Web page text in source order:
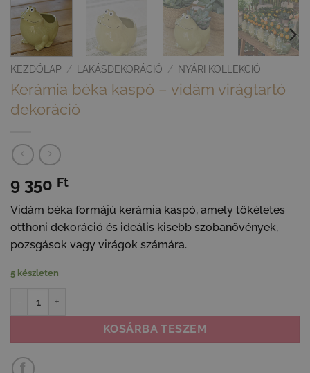
KEZDŐLAP / LAKÁSDEKORÁCIÓ / NYÁRI KOLLEKCIÓ
Kerámia béka kaspó – vidám virágtartó
dekoráció
9 350 Ft
Vidám béka formájú kerámia kaspó, amely tökéletes
otthoni dekoráció és ideális kisebb szobanövények,
pozsgások vagy virágok számára.
5 készleten
KOSÁRBA TESZEM